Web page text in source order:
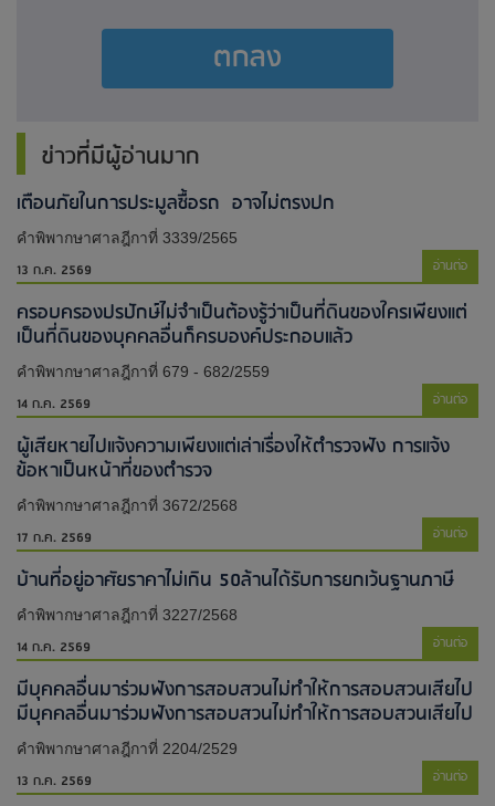
ตกลง
ข่าวที่มีผู้อ่านมาก
เตือนภัยในการประมูลซื้อรถ อาจไม่ตรงปก
คำพิพากษาศาลฎีกาที่ 3339/2565
13 ก.ค. 2569 อ่านต่อ
ครอบครองปรปักษ์ไม่จำเป็นต้องรู้ว่าเป็นที่ดินของใครเพียงแต่
เป็นที่ดินของบุคคลอื่นก็ครบองค์ประกอบแล้ว
คำพิพากษาศาลฎีกาที่ 679 - 682/2559
14 ก.ค. 2569 อ่านต่อ
ผู้เสียหายไปแจ้งความเพียงแต่เล่าเรื่องให้ตำรวจฟัง การแจ้ง
ข้อหาเป็นหน้าที่ของตำรวจ
คำพิพากษาศาลฎีกาที่ 3672/2568
17 ก.ค. 2569 อ่านต่อ
บ้านที่อยู่อาศัยราคาไม่เกิน 50ล้านได้รับการยกเว้นฐานภาษี
คำพิพากษาศาลฎีกาที่ 3227/2568
14 ก.ค. 2569 อ่านต่อ
มีบุคคลอื่นมาร่วมฟังการสอบสวนไม่ทำให้การสอบสวนเสียไป​
มีบุคคลอื่นมาร่วมฟังการสอบสวนไม่ทำให้การสอบสวนเสียไป​
คำพิพากษาศาลฎีกาที่ 2204/2529
13 ก.ค. 2569 อ่านต่อ